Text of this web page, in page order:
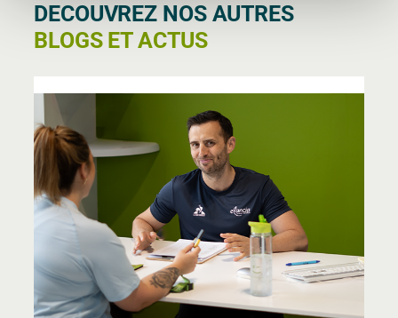
DECOUVREZ NOS AUTRES
BLOGS ET ACTUS